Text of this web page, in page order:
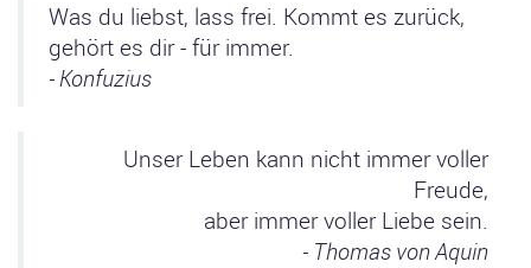
Was du liebst, lass frei. Kommt es zurück,
gehört es dir - für immer.
- Konfuzius
Unser Leben kann nicht immer voller
Freude,
aber immer voller Liebe sein.
- Thomas von Aquin